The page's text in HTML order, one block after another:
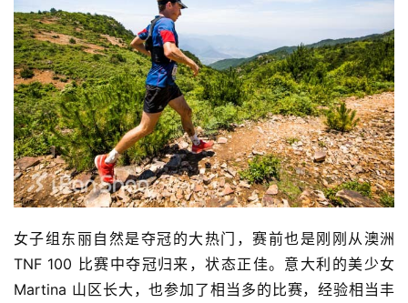
女子组东丽自然是夺冠的大热门，赛前也是刚刚从澳洲
TNF 100 比赛中夺冠归来，状态正佳。意大利的美少女
Martina 山区长大，也参加了相当多的比赛，经验相当丰